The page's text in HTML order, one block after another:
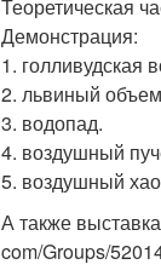
Теоретическая
Демонстрация:
1. голливудская
2. львиный
3. водопад.
4. воздушный
5. воздушный
А также
com/Groups/